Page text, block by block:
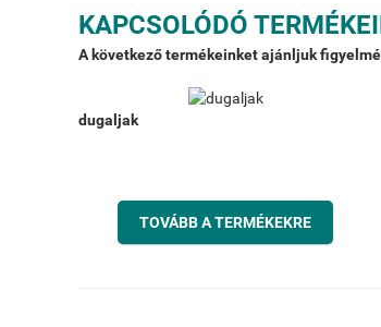
KAPCSOLÓDÓ
A következő termékeinket ajánljuk
dugaljak
TOVÁBB A TERMÉKEKRE